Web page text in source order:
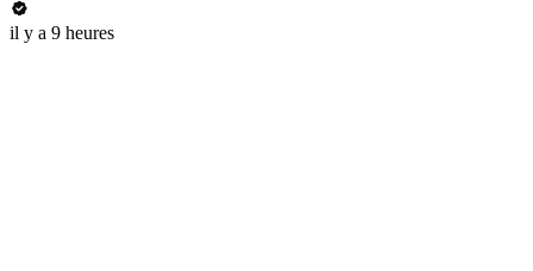
il y a 9 heures